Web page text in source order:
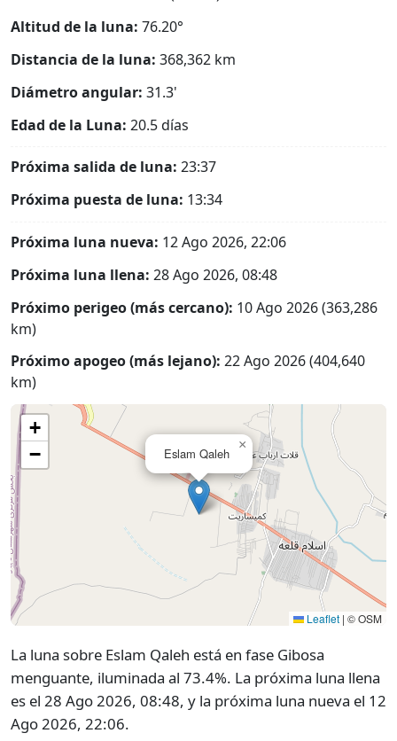
Altitud de la luna: 76.20°
Distancia de la luna: 368,362 km
Diámetro angular: 31.3'
Edad de la Luna: 20.5 días
Próxima salida de luna: 23:37
Próxima puesta de luna: 13:34
Próxima luna nueva: 12 Ago 2026, 22:06
Próxima luna llena: 28 Ago 2026, 08:48
Próximo perigeo (más cercano): 10 Ago 2026 (363,286
km)
Próximo apogeo (más lejano): 22 Ago 2026 (404,640
km)
Eslam Qaleh
×
+
−
Leaflet | © OSM
La luna sobre Eslam Qaleh está en fase Gibosa
menguante, iluminada al 73.4%. La próxima luna llena
es el 28 Ago 2026, 08:48, y la próxima luna nueva el 12
Ago 2026, 22:06.